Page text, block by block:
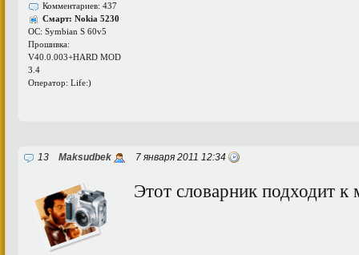
Комментариев: 437
Смарт: Nokia 5230
ОС: Symbian S 60v5
Прошивка:
V40.0.003+HARD MOD
3.4
Оператор: Life:)
13 Maksudbek 7 января 2011 12:34
Этот словарник подходит